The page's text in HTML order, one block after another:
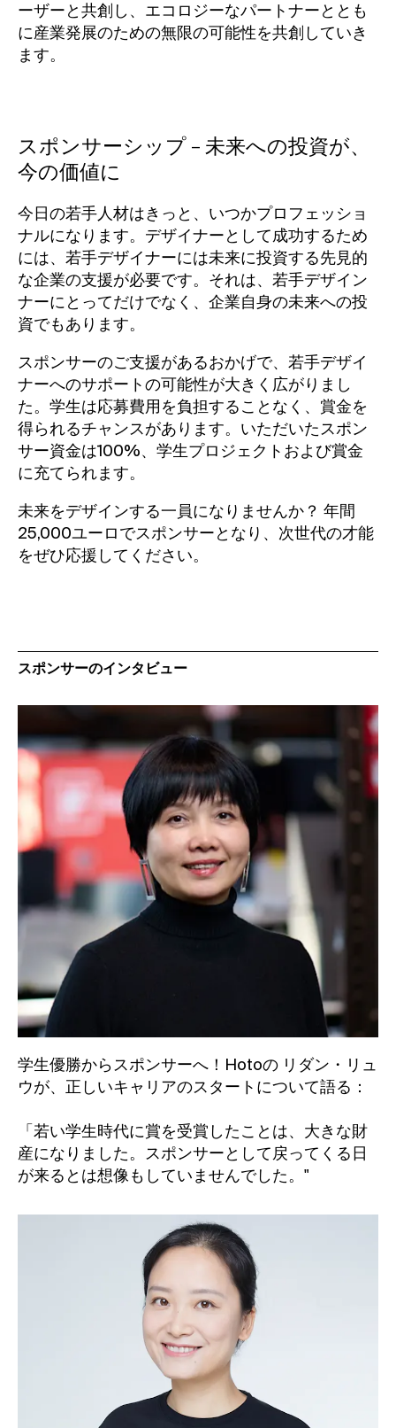
ーザーと共創し、エコロジーなパートナーととも
に産業発展のための無限の可能性を共創していき
ます。
スポンサーシップ – 未来への投資が、
今の価値に
今日の若手人材はきっと、いつかプロフェッショ
ナルになります。デザイナーとして成功するため
には、若手デザイナーには未来に投資する先見的
な企業の支援が必要です。それは、若手デザイン
ナーにとってだけでなく、企業自身の未来への投
資でもあります。
スポンサーのご支援があるおかげで、若手デザイ
ナーへのサポートの可能性が大きく広がりまし
た。学生は応募費用を負担することなく、賞金を
得られるチャンスがあります。いただいたスポン
サー資金は100%、学生プロジェクトおよび賞金
に充てられます。
未来をデザインする一員になりませんか？ 年間
25,000ユーロでスポンサーとなり、次世代の才能
をぜひ応援してください。
スポンサーのインタビュー
学生優勝からスポンサーへ！Hotoの リダン・リュ
ウが、正しいキャリアのスタートについて語る：
「若い学生時代に賞を受賞したことは、大きな財
産になりました。スポンサーとして戻ってくる日
が来るとは想像もしていませんでした。"